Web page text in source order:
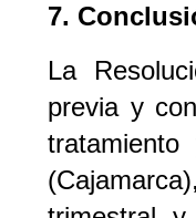
7.
La
previa y